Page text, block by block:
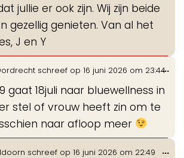
jullie er ook zijn. Wij zijn beide
gezellig genieten. Van al het
J en Y
schreef op 16 juni 2026 om 23:44
gaat 18juli naar bluewellness in
stel of vrouw heeft zin om te
naar afloop meer
...
schreef op 16 juni 2026 om 22:49 ...